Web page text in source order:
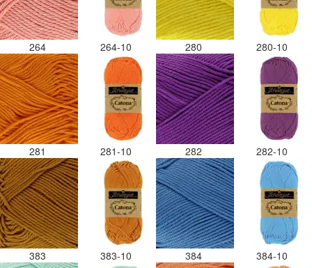
264 264-10 280 280-10
281 281-10 282 282-10
383 383-10 384 384-10